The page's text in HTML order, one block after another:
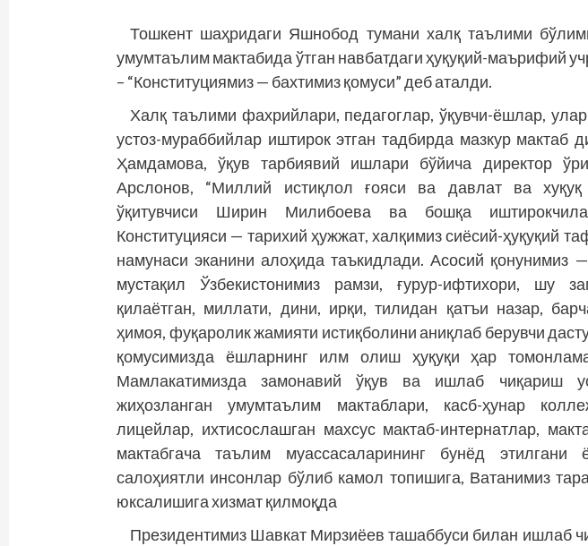
Тошкент шаҳридаги Яшнобод тумани халқ таълими
умумтаълим мактабида ўтган навбатдаги ҳуқуқий-маърифий
– “Конституциямиз — бахтимиз қомуси” деб аталди.
Халқ таълими фахрийлари, педагоглар, ўқувчи-ёшлар,
устоз-мураббийлар иштирок этган тадбирда мазкур мактаб
Ҳамдамова, ўқув тарбиявий ишлари бўйича директор
Арслонов, “Миллий истиқлол ғояси ва давлат ва
ўқитувчиси Ширин Милибоева ва бошқа
Конституцияси — тарихий ҳужжат, халқимиз сиёсий-ҳуқуқий
намунаси эканини алоҳида таъкидлади. Асосий қонунимиз
мустақил Ўзбекистонимиз рамзи, ғурур-ифтихори, шу
қилаётган, миллати, дини, ирқи, тилидан қатъи назар,
ҳимоя, фуқаролик жамияти истиқболини аниқлаб берувчи
қомусимизда ёшларнинг илм олиш ҳуқуқи ҳар
Мамлакатимизда замонавий ўқув ва ишлаб чиқариш
жиҳозланган умумтаълим мактаблари, касб-ҳунар
лицейлар, ихтисослашган махсус мактаб-интернатлар,
мактабгача таълим муассасаларининг бунёд этилгани
салоҳиятли инсонлар бўлиб камол топишига, Ватанимиз
юксалишига хизмат қилмоқда
Президентимиз Шавкат Мирзиёев ташаббуси билан ишлаб